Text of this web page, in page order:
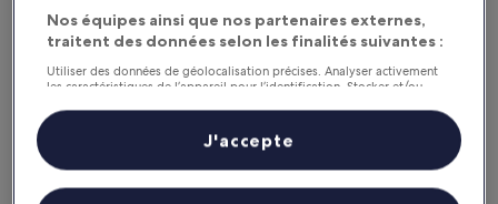
de
111 €
Kyriad Chambéry Centre - Curial
Nos équipes ainsi que nos partenaires externes,
traitent des données selon les finalités suivantes :
Utiliser des données de géolocalisation précises. Analyser activement
les caractéristiques de l’appareil pour l’identification. Stocker et/ou
personnalisés, mesure de performance des publicités et du contenu,
études d’audience et développement de services.
Liste de nos partenaires (fournisseurs)
J'accepte